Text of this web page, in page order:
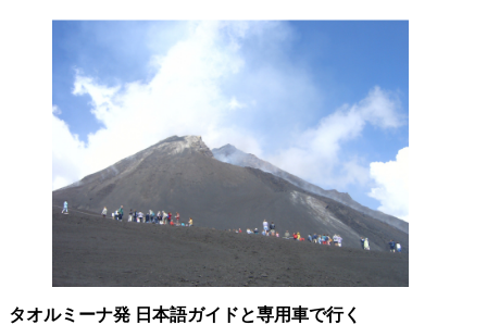
タオルミーナ発 日本語ガイドと専用車で行く